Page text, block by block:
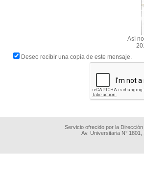
Así
Deseo recibir una copia de este mensaje.
Servicio ofrecido por la
Av. Universitaria N°